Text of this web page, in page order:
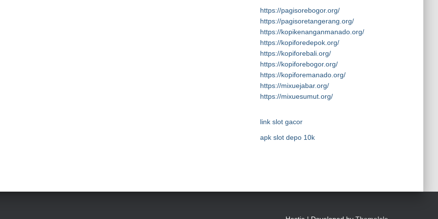
https://pagisorebogor.org/
https://pagisoretangerang.org/
https://kopikenanganmanado.org/
https://kopiforedepok.org/
https://kopiforebali.org/
https://kopiforebogor.org/
https://kopiforemanado.org/
https://mixuejabar.org/
https://mixuesumut.org/
link slot gacor
apk slot depo 10k